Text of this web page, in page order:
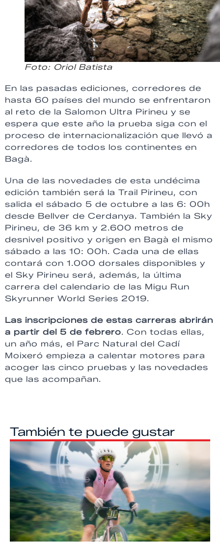
Foto: Oriol Batista
En las pasadas ediciones, corredores de
hasta 60 países del mundo se enfrentaron
al reto de la Salomon Ultra Pirineu y se
espera que este año la prueba siga con el
proceso de internacionalización que llevó a
corredores de todos los continentes en
Bagà.
Una de las novedades de esta undécima
edición también será la Trail Pirineu, con
salida el sábado 5 de octubre a las 6: 00h
desde Bellver de Cerdanya. También la Sky
Pirineu, de 36 km y 2.600 metros de
desnivel positivo y origen en Bagà el mismo
sábado a las 10: 00h. Cada una de ellas
contará con 1.000 dorsales disponibles y
el Sky Pirineu será, además, la última
carrera del calendario de las Migu Run
Skyrunner World Series 2019.
Las inscripciones de estas carreras abrirán
a partir del 5 de febrero. Con todas ellas,
un año más, el Parc Natural del Cadí
Moixeró empieza a calentar motores para
acoger las cinco pruebas y las novedades
que las acompañan.
También te puede gustar